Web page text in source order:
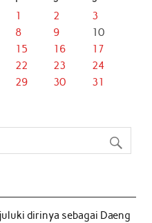
1 2
3
8 9
10
15 16
17
22 23
24
29 30
31
dirinya sebagai Daeng